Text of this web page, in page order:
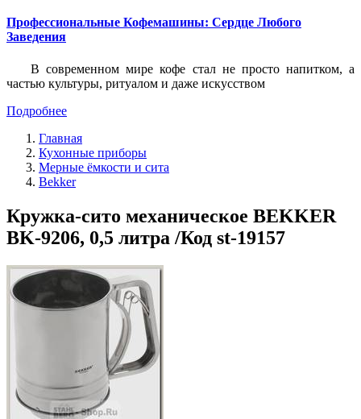
Профессиональные Кофемашины: Сердце Любого
Заведения
В современном мире кофе стал не просто напитком, а
частью культуры, ритуалом и даже искусством
Подробнее
Главная
Кухонные приборы
Мерные ёмкости и сита
Bekker
Кружка-сито механическое BEKKER
BK-9206, 0,5 литра /Код st-19157